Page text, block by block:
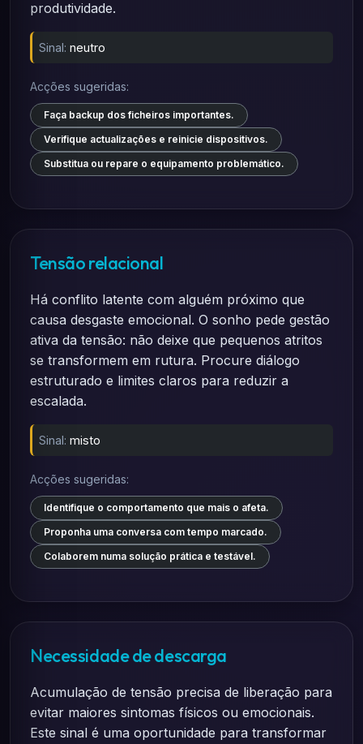
produtividade.
Sinal: neutro
Acções sugeridas:
Faça backup dos ficheiros importantes.
Verifique actualizações e reinicie dispositivos.
Substitua ou repare o equipamento problemático.
Tensão relacional
Há conflito latente com alguém próximo que
causa desgaste emocional. O sonho pede gestão
ativa da tensão: não deixe que pequenos atritos
se transformem em rutura. Procure diálogo
estruturado e limites claros para reduzir a
escalada.
Sinal: misto
Acções sugeridas:
Identifique o comportamento que mais o afeta.
Proponha uma conversa com tempo marcado.
Colaborem numa solução prática e testável.
Necessidade de descarga
Acumulação de tensão precisa de liberação para
evitar maiores sintomas físicos ou emocionais.
Este sinal é uma oportunidade para transformar